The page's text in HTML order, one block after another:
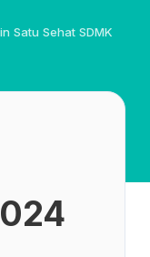
Satu Sehat SDMK